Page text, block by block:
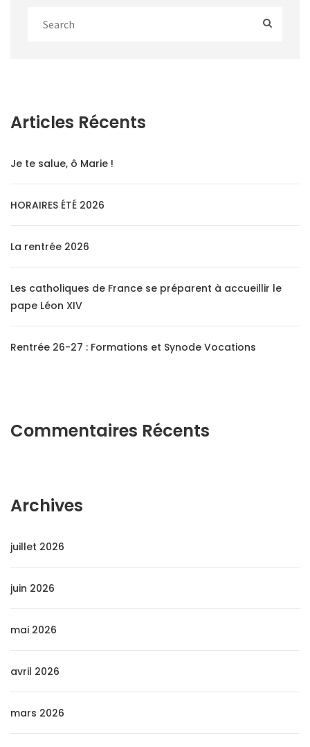
Articles Récents
Je te salue, ô Marie !
HORAIRES ÉTÉ 2026
La rentrée 2026
Les catholiques de France se préparent à accueillir le
pape Léon XIV
Rentrée 26-27 : Formations et Synode Vocations
Commentaires Récents
Archives
juillet 2026
juin 2026
mai 2026
avril 2026
mars 2026